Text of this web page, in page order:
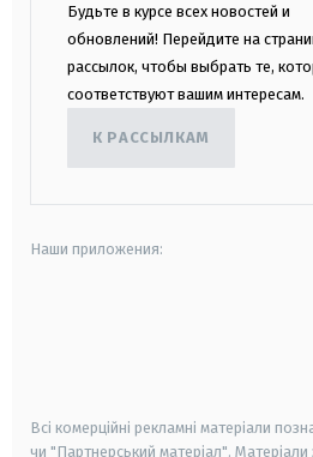
Будьте в курсе всех новостей и
обновлений! Перейдите на
рассылок, чтобы выбрать те,
соответствуют вашим интересам.
К РАССЫЛКАМ
Наши приложения:
Всі комерційні рекламні матеріали
чи "Партнерський матеріал".